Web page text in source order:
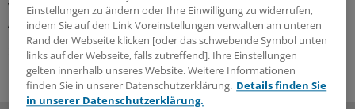
von Primary Care Managern. Zusätzlich wurde eine
Anhebung der Vergütung vereinbart.
23.07.2026
Einstellungen zu ändern oder Ihre Einwilligung zu widerrufen,
indem Sie auf den Link Voreinstellungen verwalten am unteren
Rand der Webseite klicken [oder das schwebende Symbol unten
links auf der Webseite, falls zutreffend]. Ihre Einstellungen
gelten innerhalb unseres Website. Weitere Informationen
finden Sie in unserer Datenschutzerklärung. Details finden Sie
in unserer Datenschutzerklärung.